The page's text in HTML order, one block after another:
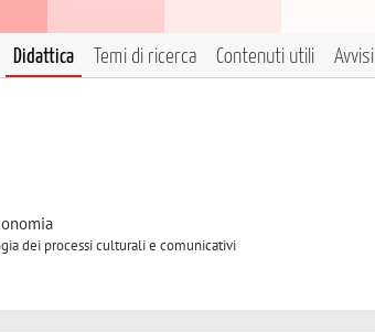
Didattica Temi di ricerca Contenuti utili Avvisi
dei processi culturali e comunicativi